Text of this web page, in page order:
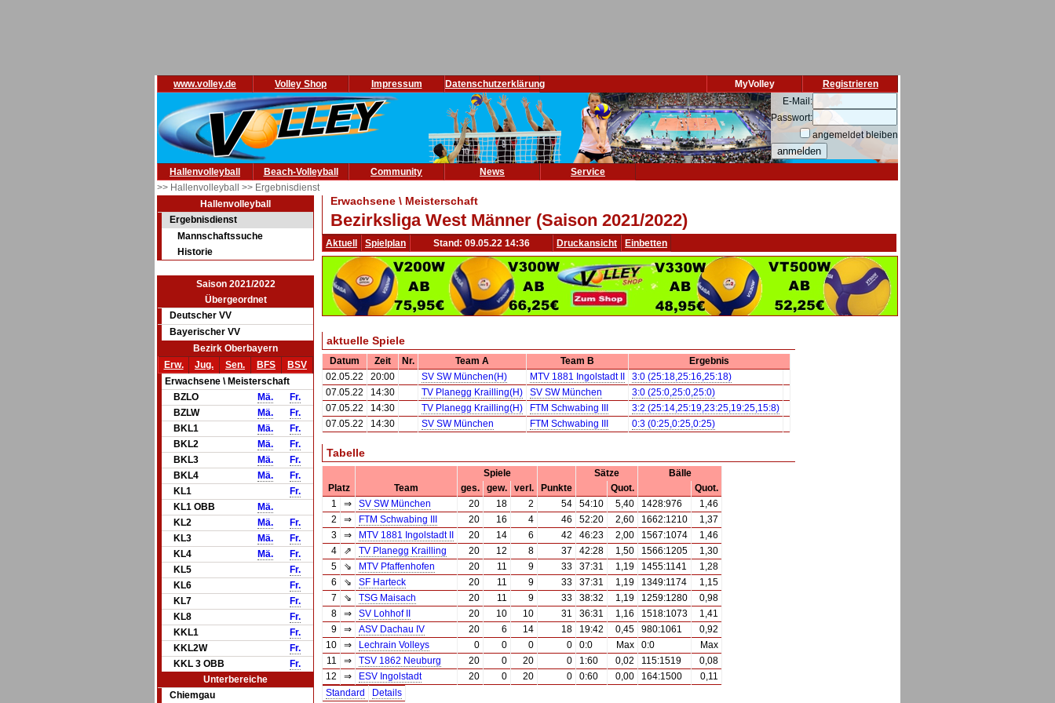
www.volley.de Volley Shop Impressum Datenschutzerklärung Registrieren
MyVolley
E-Mail:
Passwort:
angemeldet bleiben
Hallenvolleyball Beach-Volleyball Community News
Service
>> Hallenvolleyball >> Ergebnisdienst
Hallenvolleyball
Ergebnisdienst
Mannschaftssuche
Historie
Saison 2021/2022
Übergeordnet
Deutscher VV
Bayerischer VV
Bezirk Oberbayern
Erw.
Jug. Sen. BFS
BSV
Erwachsene \ Meisterschaft
BZLO
Mä.
Fr.
BZLW
Mä.
Fr.
BKL1
Mä.
Fr.
BKL2
Mä.
Fr.
BKL3
Mä.
Fr.
BKL4
Mä.
Fr.
KL1
Fr.
KL1 OBB
Mä.
KL2
Mä.
Fr.
KL3
Mä.
Fr.
KL4
Mä.
Fr.
KL5
Fr.
KL6
Fr.
KL7
Fr.
KL8
Fr.
KKL1
Fr.
KKL2W
Fr.
KKL 3 OBB
Fr.
Unterbereiche
Chiemgau
Erwachsene \ Meisterschaft
Bezirksliga West Männer (Saison 2021/2022)
Aktuell Spielplan Stand: 09.05.22 14:36 Druckansicht Einbetten
aktuelle Spiele
Datum Zeit Nr. Team A Team B
Ergebnis
02.05.22
20:00 SV SW München(H) MTV 1881 Ingolstadt II
3:0 (25:18,25:16,25:18)
07.05.22
14:30 TV Planegg Krailling(H) SV SW München
3:0 (25:0,25:0,25:0)
07.05.22
14:30 TV Planegg Krailling(H) FTM Schwabing III
3:2 (25:14,25:19,23:25,19:25,15:8)
07.05.22
14:30 SV SW München FTM Schwabing III 0:3 (0:25,0:25,0:25)
Tabelle
Spiele Sätze
Bälle
Platz
Team ges. gew. verl. Punkte Quot.
Quot.
1
⇒ SV SW München 20 18 2 54 54:10 5,40 1428:976
1,46
2
⇒ FTM Schwabing III 20 16 4 46 52:20 2,60 1662:1210
1,37
3
⇒ MTV 1881 Ingolstadt II 20 14 6 42 46:23 2,00 1567:1074
1,46
4
⇗ TV Planegg Krailling 20 12 8 37 42:28 1,50 1566:1205
1,30
5
⇘ MTV Pfaffenhofen 20 11 9 33 37:31 1,19 1455:1141
1,28
6
⇘ SF Harteck 20 11 9 33 37:31 1,19 1349:1174
1,15
7
⇘ TSG Maisach 20 11 9 33 38:32 1,19 1259:1280
0,98
8
⇒ SV Lohhof II 20 10 10 31 36:31 1,16 1518:1073
1,41
9
⇒ ASV Dachau IV 20 6 14 18 19:42 0,45 980:1061
0,92
10
⇒ Lechrain Volleys 0 0 0 0 0:0 Max 0:0
Max
11
⇒ TSV 1862 Neuburg 20 0 20 0 1:60 0,02 115:1519
0,08
12
⇒ ESV Ingolstadt 20 0 20 0 0:60 0,00 164:1500
0,11
Standard
Details